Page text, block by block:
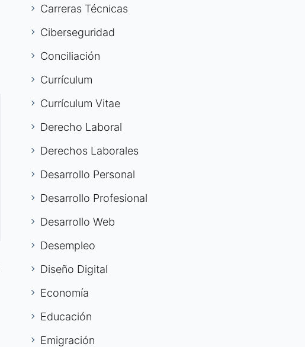
Carreras Técnicas
Ciberseguridad
Conciliación
Currículum
Currículum Vitae
Derecho Laboral
Derechos Laborales
Desarrollo Personal
Desarrollo Profesional
Desarrollo Web
Desempleo
Diseño Digital
Economía
Educación
Emigración